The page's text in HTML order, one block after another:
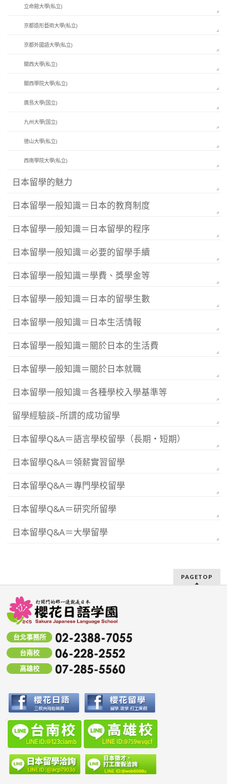
立命館大學(私立)
京都造形藝術大學(私立)
京都外國語大學(私立)
關西大學(私立)
關西學院大學(私立)
廣島大學(国立)
九州大學(国立)
徳山大學(私立)
西南學院大學(私立)
日本留學的魅力
日本留學一般知識＝日本的教育制度
日本留學一般知識＝日本留學的程序
日本留學一般知識＝必要的留學手續
日本留學一般知識＝學費、獎學金等
日本留學一般知識＝日本的留學生數
日本留學一般知識＝日本生活情報
日本留學一般知識＝關於日本的生活費
日本留學一般知識＝關於日本就職
日本留學一般知識＝各種學校入學基準等
留學經驗談–所謂的成功留學
日本留學Q&A＝語言學校留學（長期・短期）
日本留學Q&A＝領薪實習留學
日本留學Q&A＝專門學校留學
日本留學Q&A＝研究所留學
日本留學Q&A＝大學留學
PAGETOP
台北事務所
台南校
高雄校